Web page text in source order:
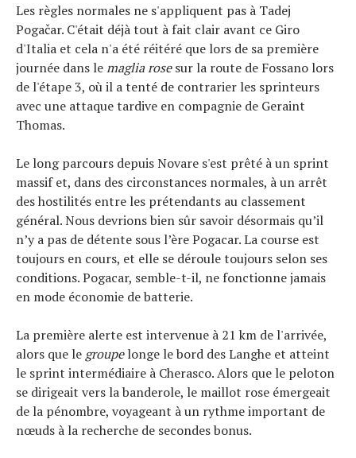
Les règles normales ne s'appliquent pas à Tadej
Pogačar. C'était déjà tout à fait clair avant ce Giro
d'Italia et cela n'a été réitéré que lors de sa première
journée dans lemaglia rosesur la route de Fossano lors
de l'étape 3, où il a tenté de contrarier les sprinteurs
avec une attaque tardive en compagnie de Geraint
Thomas.
Le long parcours depuis Novare s'est prêté à un sprint
massif et, dans des circonstances normales, à un arrêt
des hostilités entre les prétendants au classement
général. Nous devrions bien sûr savoir désormais qu’il
n’y a pas de détente sous l’ère Pogacar. La course est
toujours en cours, et elle se déroule toujours selon ses
conditions. Pogacar, semble-t-il, ne fonctionne jamais
en mode économie de batterie.
La première alerte est intervenue à 21 km de l'arrivée,
alors que le groupelonge le bord des Langhe et atteint
le sprint intermédiaire à Cherasco. Alors que le peloton
se dirigeait vers la banderole, le maillot rose émergeait
de la pénombre, voyageant à un rythme important de
nœuds à la recherche de secondes bonus.
Actualités
Technologies
Tests de produits
Conseils
Tous nos articles
À propos